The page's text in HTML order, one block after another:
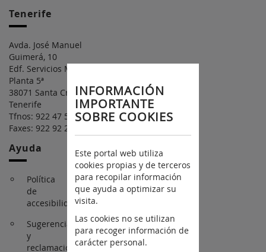
Tenerife
Avda. José Manuel
Guimerá, 10
Edf. Servicios Múltiples II
Planta 5ª
38071 Santa Cruz de
Tenerife
Tfnos: 922 47 54 00
Faxes: 922 92 23 80
Ayuda
Política
de
accesibilidad
Sugerencias
y
reclamaciones
INFORMACIÓN
IMPORTANTE
SOBRE COOKIES
Este portal web utiliza
cookies propias y de terceros
para recopilar información
que ayuda a optimizar su
visita.
Las cookies no se utilizan
para recoger información de
carácter personal.